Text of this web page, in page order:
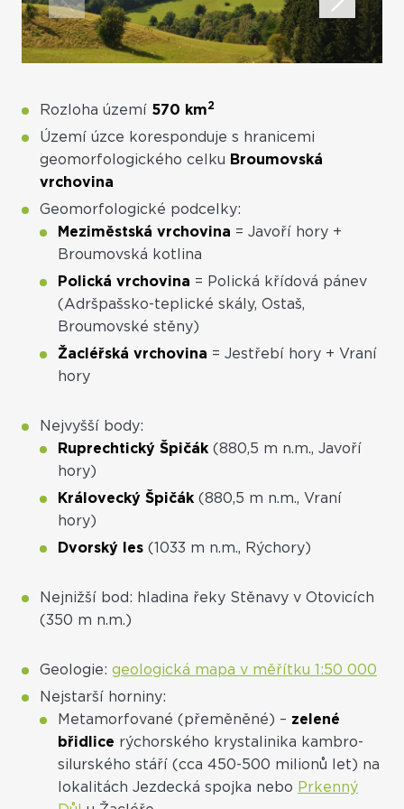
Rozloha území 570 km2
Území úzce koresponduje s hranicemi
geomorfologického celku Broumovská
vrchovina
Geomorfologické podcelky:
Meziměstská vrchovina = Javoří hory +
Broumovská kotlina
Polická vrchovina = Polická křídová pánev
(Adršpašsko-teplické skály, Ostaš,
Broumovské stěny)
Žacléřská vrchovina = Jestřebí hory + Vraní
hory
Nejvyšší body:
Ruprechtický Špičák (880,5 m n.m., Javoří
hory)
Královecký Špičák (880,5 m n.m., Vraní
hory)
Dvorský les (1033 m n.m., Rýchory)
Nejnižší bod: hladina řeky Stěnavy v Otovicích
(350 m n.m.)
Geologie: geologická mapa v měřítku 1:50 000
Nejstarší horniny:
Metamorfované (přeměněné) – zelené
břidlice rýchorského krystalinika kambro-
silurského stáří (cca 450-500 milionů let) na
lokalitách Jezdecká spojka nebo Prkenný